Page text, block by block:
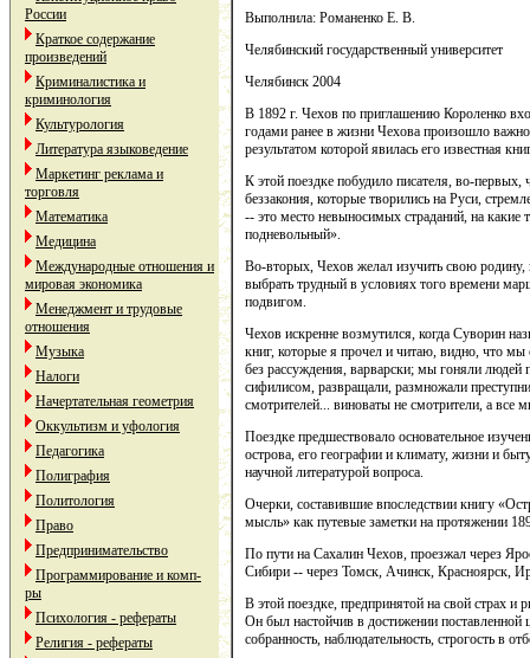
России
Краткое содержание
произведений
Криминалистика и
криминология
Культурология
Литература языковедение
Маркетинг реклама и
торговля
Математика
Медицина
Международные отношения и
мировая экономика
Менеджмент и трудовые
отношения
Музыка
Налоги
Начертательная геометрия
Оккультизм и уфология
Педагогика
Полиграфия
Политология
Право
Предпринимательство
Программирование и комп-
ры
Психология - рефераты
Религия - рефераты
Выполнила: Романенко Е. В.
Челябинский государственный университет
Челябинск 2004
В 1892 г. Чехов по приглашению Короленко
годами ранее в жизни Чехова произошло
результатом которой явилась его известная
К этой поездке побудило писателя, во-первых,
беззакония, которые творились на Руси,
-- это место невыносимых страданий, на какие
подневольный».
Во-вторых, Чехов желал изучить свою родину,
выбрать трудный в условиях того времени
подвигом.
Чехов искренне возмутился, когда Суворин
книг, которые я прочел и читаю, видно, что
без рассуждения, варварски; мы гоняли людей
сифилисом, развращали, размножали
смотрителей... виноваты не смотрители, а все
Поездке предшествовало основательное
острова, его географии и климату, жизни и
научной литературой вопроса.
Очерки, составившие впоследствии книгу
мысль» как путевые заметки на протяжении
По пути на Сахалин Чехов, проезжал через
Сибири -- через Томск, Ачинск, Красноярск,
В этой поездке, предпринятой на свой страх и
Он был настойчив в достижении
собранность, наблюдательность, строгость в